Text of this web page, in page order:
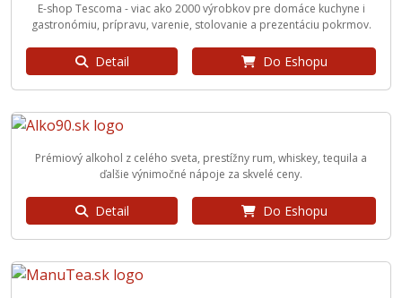
E-shop Tescoma - viac ako 2000 výrobkov pre domáce kuchyne i
gastronómiu, prípravu, varenie, stolovanie a prezentáciu pokrmov.
Detail Do Eshopu
Prémiový alkohol z celého sveta, prestížny rum, whiskey, tequila a
ďalšie výnimočné nápoje za skvelé ceny.
Detail Do Eshopu